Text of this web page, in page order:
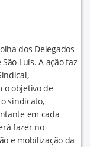
dos Delegados
Luís. A ação faz
o objetivo de
sindicato,
em cada
fazer no
e mobilização da